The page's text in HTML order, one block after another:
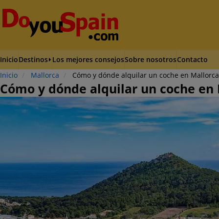
InicioDestinos Los mejores consejosSobre nosotrosContacto
Inicio Mallorca Cómo y dónde alquilar un coche en Mallorca
Cómo y dónde alquilar un coche en